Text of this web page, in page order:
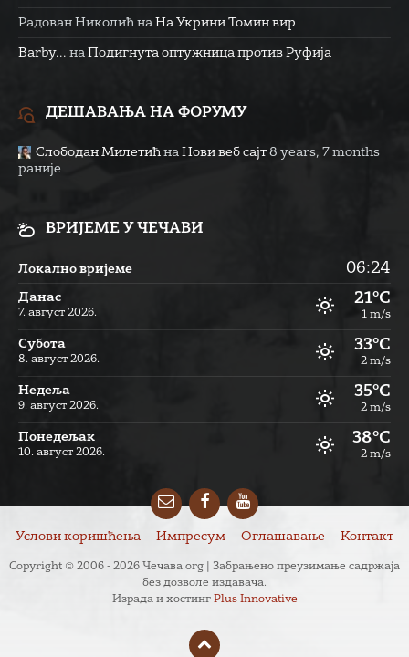
Радован Николић на На Укрини Томин вир
Barby... на Подигнута оптужница против Руфија
ДЕШАВАЊА НА ФОРУМУ
Слободан Милетић на Нови веб сајт 8 years, 7 months
раније
ВРИЈЕМЕ У ЧЕЧАВИ
Локално вријеме 06:24
Данас
7. август 2026.
21°C
1 m/s
Субота
8. август 2026.
33°C
2 m/s
Недеља
9. август 2026.
35°C
2 m/s
Понедељак
10. август 2026.
38°C
2 m/s
EmailFacebookYouTube
Услови коришћења Импресум Оглашавање Контакт
Copyright © 2006 - 2026 Чечава.org | Забрањено преузимање садржаја
без дозволе издавача.
Израда и хостинг Plus Innovative